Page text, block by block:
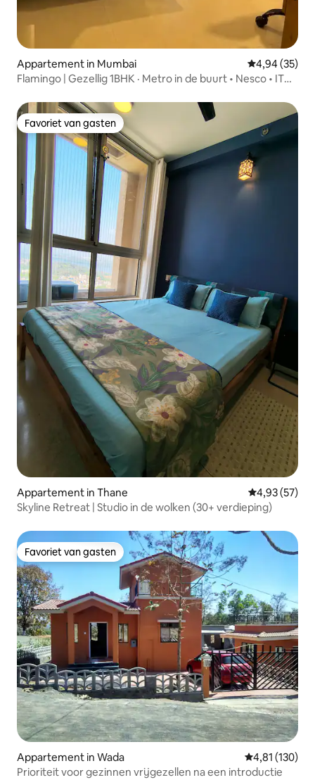
Appartement in Mumbai Gemiddelde
4,94 (35)
Flamingo | Gezellig 1BHK · Metro in de buurt • Nesco • IT
Favoriet van gasten
Favoriet van gasten
Appartement in Thane Gemiddelde
4,93 (57)
Skyline Retreat | Studio in de wolken (30+ verdieping)
Favoriet van gasten
Favoriet van gasten
Appartement in Wada Gemiddelde
4,81 (130)
Prioriteit voor gezinnen vrijgezellen na een introductie